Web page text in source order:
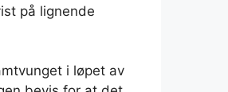
på lignende
i løpet av